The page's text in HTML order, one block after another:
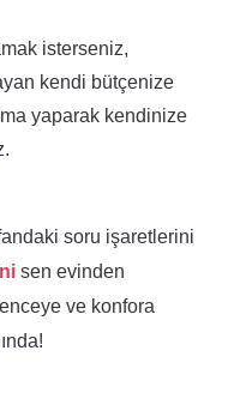
isterseniz,
kendi bütçenize
yaparak kendinize
soru işaretlerini
sen evinden
ve konfora